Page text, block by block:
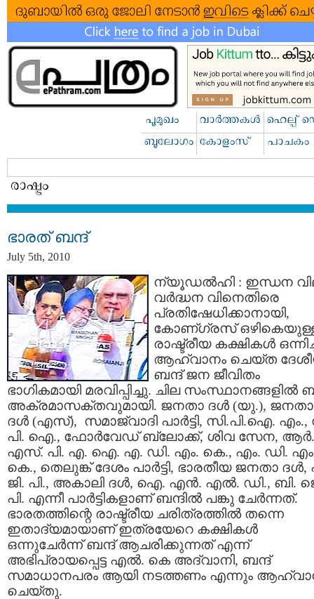
ഭാരത്‌ ബന്ദ്
July 5th, 2010
ന്യൂഡല്‍ഹി : ഇന്ധന
വര്‍ദ്ധന വിനെതിരെ
പ്രതിഷേധിക്കാനായി,
കോണ്ഗ്രസ്
രാഷ്ട്രീയ കക്ഷികള്‍
ആഹ്വാനം ചെയ്ത
ബന്ദ് ജന ജീവിതം
ഭാഗികമായി മരവിപ്പിച്ചു. ചില സംസ്ഥാനങ്ങളില്‍
അക്രമാസക്തവുമായി. ജനതാ ദള്‍ (യു.)‍, ജനതാ
ദള്‍ (എസ്), സമാജ്‌വാദി പാര്‍ട്ടി, സി.പി.ഐ. എം.,
പി. ഐ., ഫോര്‍വേഡ്‌ ബ്ലോക്ക്‌, ശിവ സേന, ആര്‍.
എസ്. പി. എ. ഐ. എ. ഡി. എം. കെ., എം. ഡി.
കെ., തെലുങ്ക്‌ ദേശം പാര്‍ട്ടി, ഭാരതീയ ജനതാ
ജി. പി., അകാലി ദള്‍, ഐ. എന്‍. എല്‍. ഡി., ബി.
പി. എന്നീ പാര്‍ട്ടികളാണ് ബന്ദില്‍ പങ്കു ചേര്‍ന്നത്‌.
ഭാരതത്തിന്റെ രാഷ്ട്രീയ ചരിത്രത്തില്‍ തന്നെ
ഇതാദ്യമായാണ് ഇത്രയേറെ കക്ഷികള്‍
ഒന്നുചേര്‍ന്ന് ബന്ദ് ആചരിക്കുന്നത് എന്ന്
അഭിപ്രായപ്പെട്ട എല്‍. കെ അദ്വാനി, ബന്ദ്
സമാധാനപരം ആയി നടത്തണം എന്നും
ചെയ്തു.